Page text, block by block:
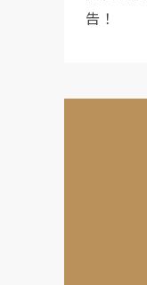
告！